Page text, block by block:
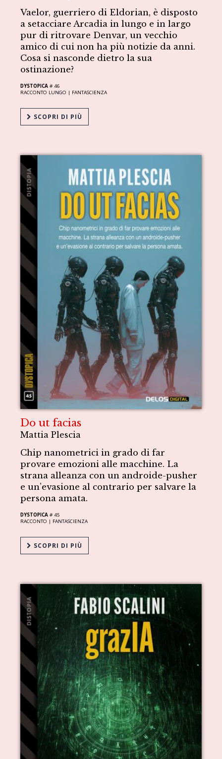
Vaelor, guerriero di Eldorian, è disposto
a setacciare Arcadia in lungo e in largo
pur di ritrovare Denvar, un vecchio
amico di cui non ha più notizie da anni.
Cosa si nasconde dietro la sua
ostinazione?
DYSTOPICA # 46
RACCONTO LUNGO | FANTASCIENZA
SCOPRI DI PIÙ
Do ut facias
Mattia Plescia
Chip nanometrici in grado di far
provare emozioni alle macchine. La
strana alleanza con un androide-pusher
e un’evasione al contrario per salvare la
persona amata.
DYSTOPICA # 45
RACCONTO | FANTASCIENZA
SCOPRI DI PIÙ